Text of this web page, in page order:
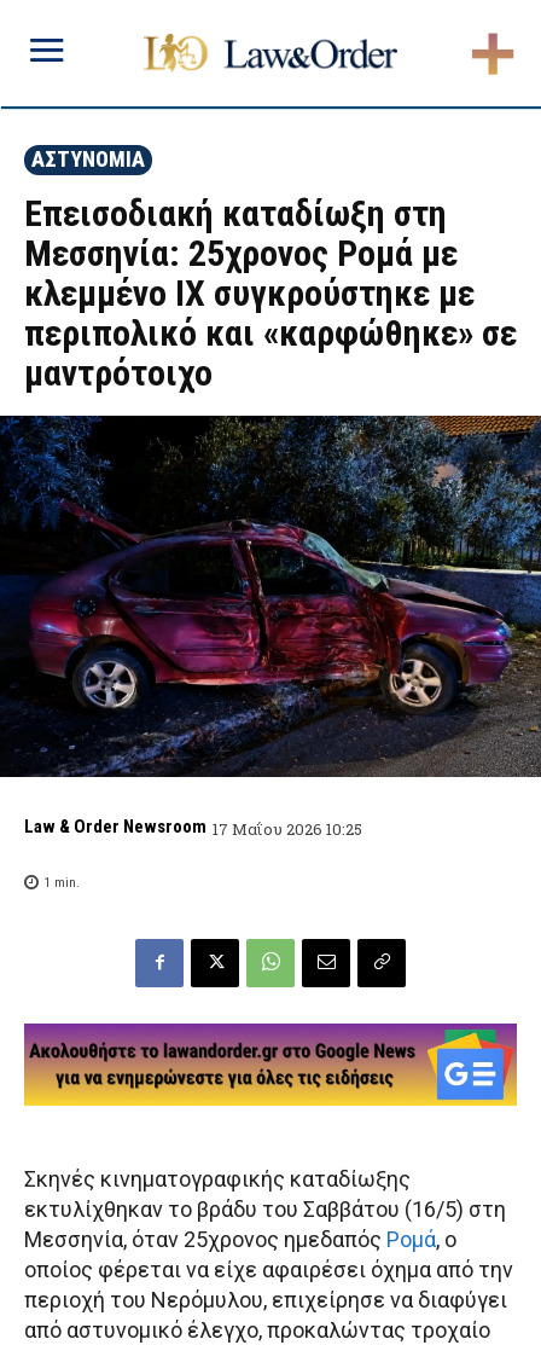
ΑΣΤΥΝΟΜΙΑ
Επεισοδιακή καταδίωξη στη
Μεσσηνία: 25χρονος Ρομά με
κλεμμένο ΙΧ συγκρούστηκε με
περιπολικό και «καρφώθηκε» σε
μαντρότοιχο
Law & Order Newsroom 17 Μαΐου 2026 10:25
1 min.
Σκηνές κινηματογραφικής καταδίωξης
εκτυλίχθηκαν το βράδυ του Σαββάτου (16/5) στη
Μεσσηνία, όταν 25χρονος ημεδαπός Ρομά, ο
οποίος φέρεται να είχε αφαιρέσει όχημα από την
περιοχή του Νερόμυλου, επιχείρησε να διαφύγει
από αστυνομικό έλεγχο, προκαλώντας τροχαίο